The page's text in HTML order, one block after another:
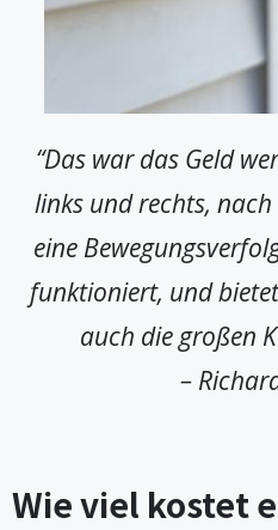
“Das war das Geld
links und rechts,
eine
funktioniert, und
auch die großen
–
Wie viel kostet